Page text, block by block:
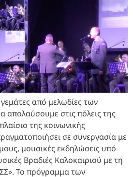
από μελωδίες των
απολαύσουμε στις πόλεις της
της κοινωνικής
σε συνεργασία με
μουσικές εκδηλώσεις υπό
Βραδιές Καλοκαιριού με τη
Το πρόγραμμα των